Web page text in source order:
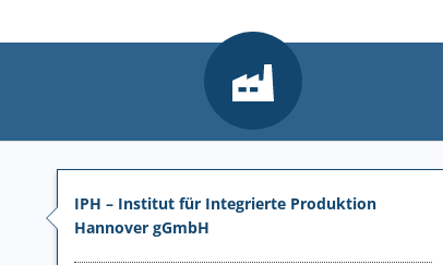
IPH – Institut für Integrierte Produktion
Hannover gGmbH